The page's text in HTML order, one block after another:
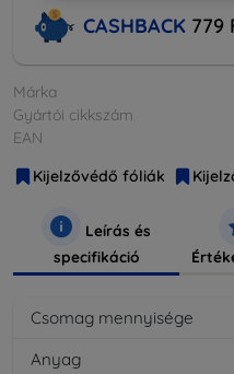
CASHBACK 779
Márka
Gyártói cikkszám
EAN
Kijelzővédő fóliák
Leírás és
specifikáció
Csomag mennyisége
Anyag